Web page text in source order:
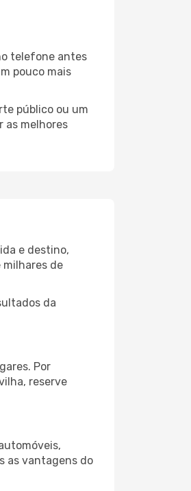
telefone antes
pouco mais
público ou um
as melhores
e destino,
milhares de
da
Por
reserve
as vantagens do